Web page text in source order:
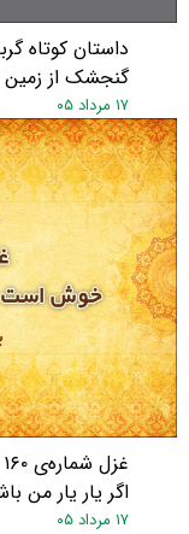
داستان کوتاه
گنجشک از زمین
۱۷ مرداد ۰۵
اگر یار یار من
۱۷ مرداد ۰۵